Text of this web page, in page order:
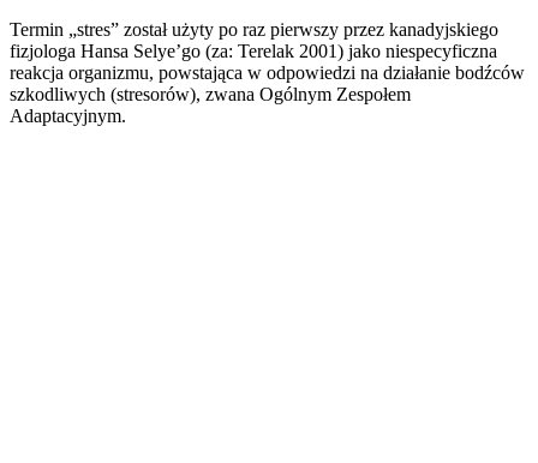
Termin „stres” został użyty po raz pierwszy przez kanadyjskiego
fizjologa Hansa Selye’go (za: Terelak 2001) jako niespecyficzna
reakcja organizmu, powstająca w odpowiedzi na działanie bodźców
szkodliwych (stresorów), zwana Ogólnym Zespołem
Adaptacyjnym.